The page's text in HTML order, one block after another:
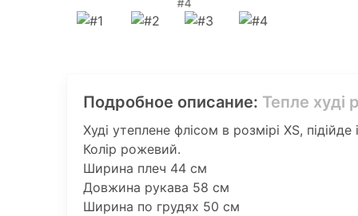
Подробное описание: Тепле худі
Худі утеплене флісом в розмірі XS,
Колір рожевий.
Ширина плеч 44 см
Довжина рукава 58 см
Ширина по грудях 50 см